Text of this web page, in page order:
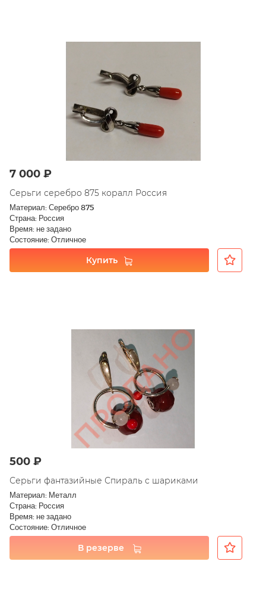
7 000 ₽
Серьги серебро 875 коралл Россия
Материал: Серебро 875
Страна: Россия
Время: не задано
Состояние: Отличное
Купить
500 ₽
Серьги фантазийные Спираль с шариками
Материал: Металл
Страна: Россия
Время: не задано
Состояние: Отличное
В резерве